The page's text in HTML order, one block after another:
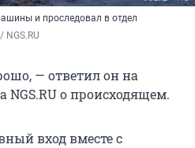
и проследовал в отдел
NGS.RU
— ответил он на
NGS.RU о происходящем.
вход вместе с